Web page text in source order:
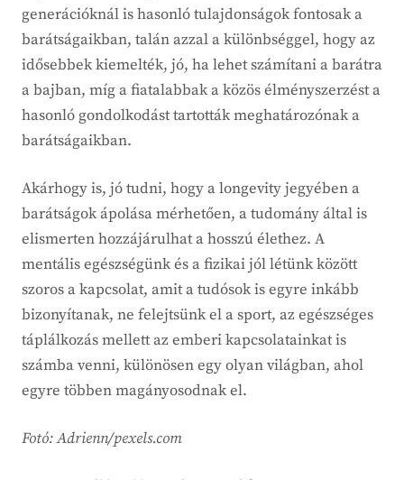
generációknál is hasonló tulajdonságok fontosak a
barátságaikban, talán azzal a különbséggel, hogy az
idősebbek kiemelték, jó, ha lehet számítani a barátra
a bajban, míg a fiatalabbak a közös élményszerzést a
hasonló gondolkodást tartották meghatározónak a
barátságaikban.
Akárhogy is, jó tudni, hogy a longevity jegyében a
barátságok ápolása mérhetően, a tudomány által is
elismerten hozzájárulhat a hosszú élethez. A
mentális egészségünk és a fizikai jól létünk között
szoros a kapcsolat, amit a tudósok is egyre inkább
bizonyítanak, ne felejtsünk el a sport, az egészséges
táplálkozás mellett az emberi kapcsolatainkat is
számba venni, különösen egy olyan világban, ahol
egyre többen magányosodnak el.
Fotó: Adrienn/pexels.com